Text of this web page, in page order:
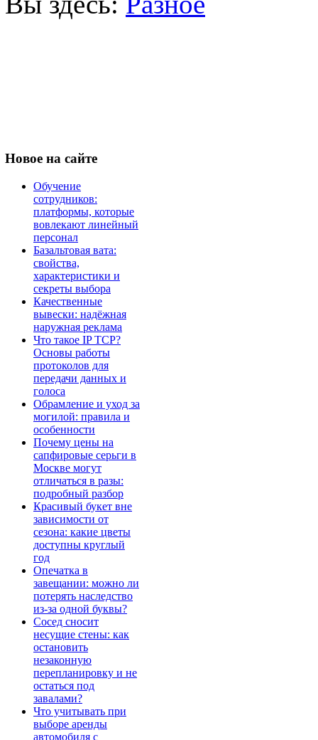
Новое на сайте
Обучение
сотрудников:
платформы, которые
вовлекают линейный
персонал
Базальтовая вата:
свойства,
характеристики и
секреты выбора
Качественные
вывески: надёжная
наружная реклама
Что такое IP TCP?
Основы работы
протоколов для
передачи данных и
голоса
Обрамление и уход за
могилой: правила и
особенности
Почему цены на
сапфировые серьги в
Москве могут
отличаться в разы:
подробный разбор
Красивый букет вне
зависимости от
сезона: какие цветы
доступны круглый
год
Опечатка в
завещании: можно ли
потерять наследство
из-за одной буквы?
Сосед сносит
несущие стены: как
остановить
незаконную
перепланировку и не
остаться под
завалами?
Что учитывать при
выборе аренды
автомобиля с